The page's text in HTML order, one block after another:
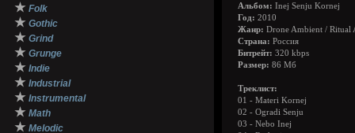
★ Folk
★ Gothic
★ Grind
★ Grunge
★ Indie
★ Industrial
★ Instrumental
★ Math
★ Melodic
Альбом: Inej Senju Kornej
Год: 2010
Жанр: Drone Ambient / Ritual
Страна: Россия
Битрейт: 320 kbps
Размер: 86 Мб
Треклист:
01 - Materi Kornej
02 - Ogradi Senju
03 - Nebo Inej